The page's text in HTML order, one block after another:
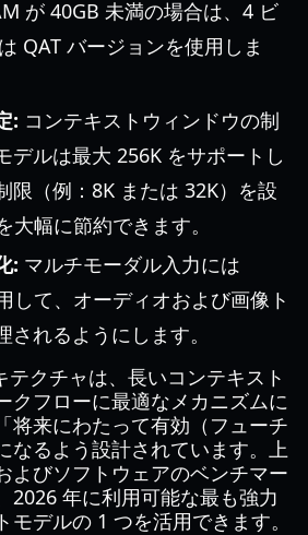
が 40GB 未満の場合は、4 ビ
QAT バージョンを使用しま
: コンテキストウィンドウの制
デルは最大 256K をサポートし
限（例：8K または 32K）を設
大幅に節約できます。
: マルチモーダル入力には
して、オーディオおよび画像ト
れるようにします。
クチャは、長いコンテキスト
クフローに最適なメカニズムに
将来にわたって有効（フューチ
なるよう設計されています。上
よびソフトウェアのベンチマー
2026 年に利用可能な最も強力
モデルの 1 つを活用できます。